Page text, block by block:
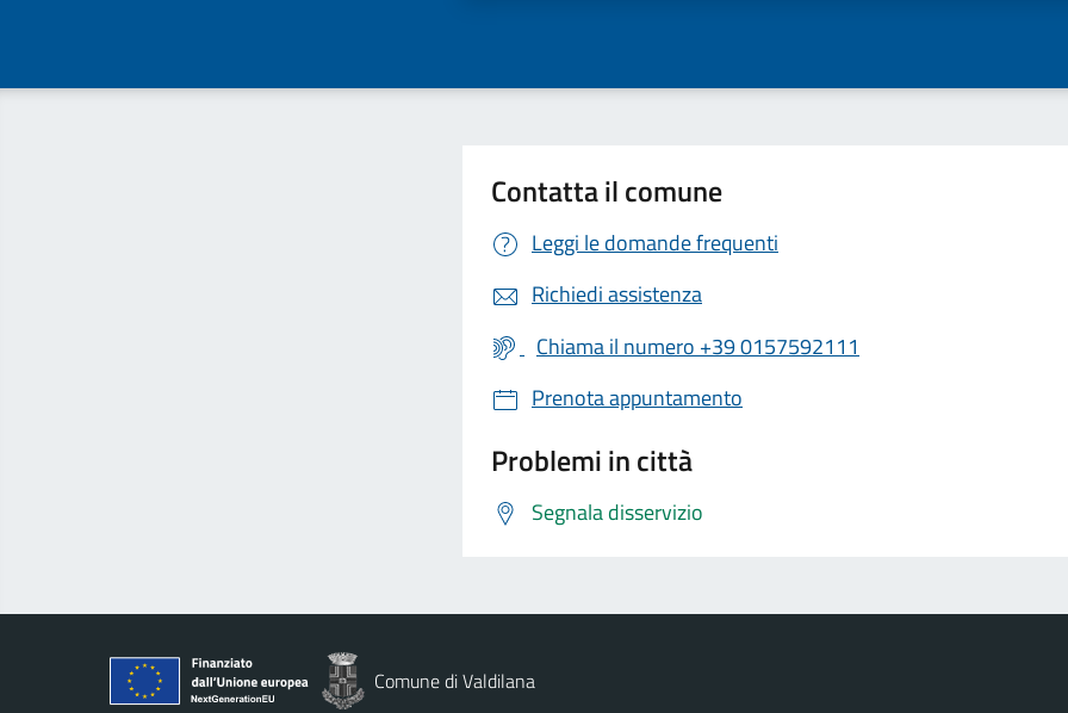
Contatta il comune
Leggi le domande frequenti
Richiedi assistenza
Chiama il numero +39 0157592111
Prenota appuntamento
Problemi in città
Segnala disservizio
Comune di Valdilana